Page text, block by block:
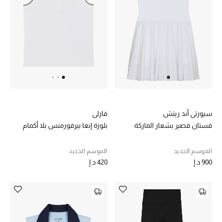
المجوهرات
عرض كل التنزيلات
أبرز المصممين
مجوهرات عصرية للنساء
مجوهرات فاخرة للأطفال
سبورتي أند ريتش
فستان قصير بشعار الماركة
الموسم الجديد
900 د.إ
فارلي
بلوزة إنغا بيرفورمنس بلا أكمام
الموسم الجديد
420 د.إ